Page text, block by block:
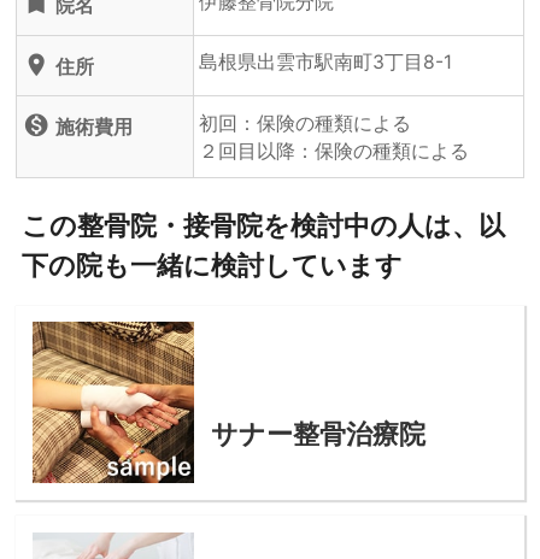
院名
location_on 住所 島根県出雲市駅南町3丁目8-1
monetization_on 施術費用
初回：保険の種類による
２回目以降：保険の種類による
この整骨院・接骨院を検討中の人は、以
下の院も一緒に検討しています
サナー整骨治療院